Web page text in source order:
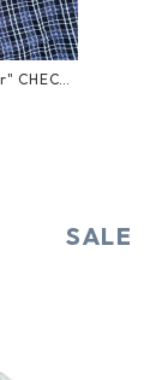
CHECK
SALE